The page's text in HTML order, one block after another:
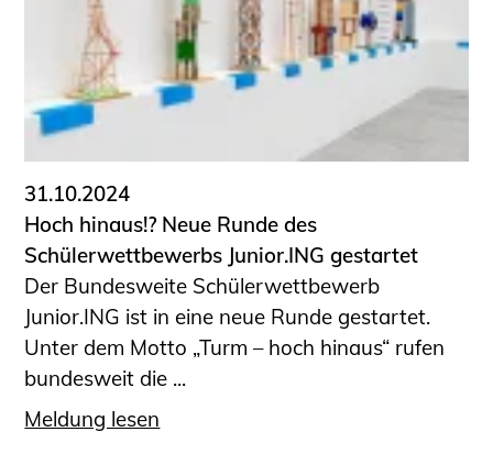
31.10.2024
Hoch hinaus!? Neue Runde des
Schülerwettbewerbs Junior.ING gestartet
Der Bundesweite Schülerwettbewerb
Junior.ING ist in eine neue Runde gestartet.
Unter dem Motto „Turm – hoch hinaus“ rufen
bundesweit die ...
Meldung lesen